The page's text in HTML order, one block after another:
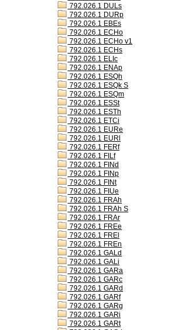
792.026.1 DULs
792.026.1 DURp
792.026.1 EBEs
792.026.1 ECHo
792.026.1 ECHo v1
792.026.1 ECHs
792.026.1 ELIc
792.026.1 ENAp
792.026.1 ESQh
792.026.1 ESQk S
792.026.1 ESQm
792.026.1 ESSt
792.026.1 ESTh
792.026.1 ETCi
792.026.1 EURe
792.026.1 EURl
792.026.1 FERf
792.026.1 FILf
792.026.1 FINd
792.026.1 FINp
792.026.1 FINt
792.026.1 FIUe
792.026.1 FRAh
792.026.1 FRAh S
792.026.1 FRAr
792.026.1 FREe
792.026.1 FREl
792.026.1 FREn
792.026.1 GALd
792.026.1 GALi
792.026.1 GARa
792.026.1 GARc
792.026.1 GARd
792.026.1 GARf
792.026.1 GARg
792.026.1 GARi
792.026.1 GARt